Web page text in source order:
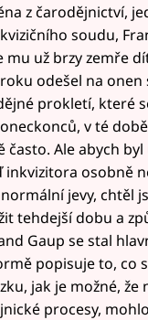
z čarodějnictví,
soudu,
mu už brzy zemře
odešel na onen
prokletí, které
v té
Ale abych byl
inkvizitora osobně
jevy, chtěl
tehdejší dobu a
Gaup se stal
popisuje to, co
jak je možné, že
procesy,